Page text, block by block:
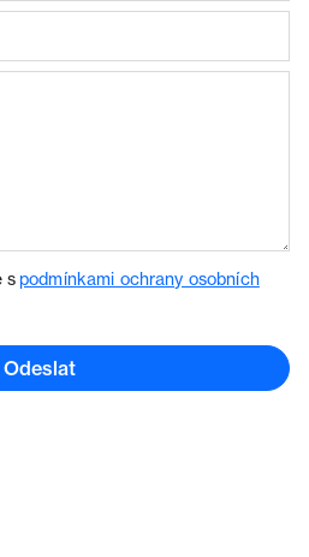
spodmínkami ochrany osobních
Odeslat